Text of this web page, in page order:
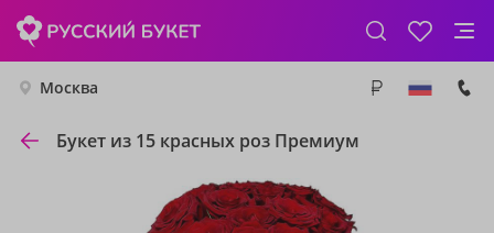
Москва
Букет из 15 красных роз Премиум